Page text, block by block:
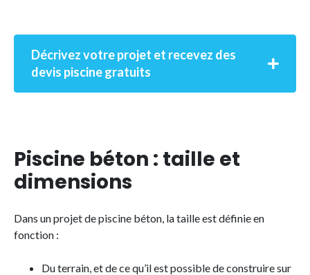
Décrivez votre projet et recevez des
devis piscine gratuits
Piscine béton : taille et
dimensions
Dans un projet de piscine béton, la taille est définie en
fonction :
Du terrain, et de ce qu’il est possible de construire sur